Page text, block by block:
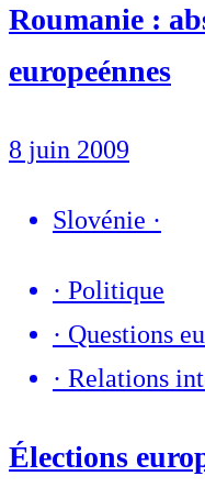
Roumanie :
europeénnes
8 juin 2009
Slovénie ·
· Politique
· Questions
· Relations
Élections